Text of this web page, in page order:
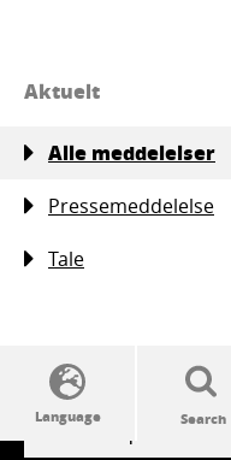
Aktuelt
Alle meddelelser
Pressemeddelelse
Tale
SSW politics from A